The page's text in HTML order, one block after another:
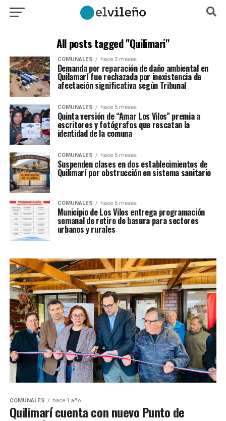
All posts tagged "Quilimari"
COMUNALES hace 2 meses
Demanda por reparación de daño ambiental en
Quilamarí fue rechazada por inexistencia de
afectación significativa según Tribunal
COMUNALES hace 5 meses
Quinta versión de “Amar Los Vilos” premia a
escritores y fotógrafos que rescatan la
identidad de la comuna
COMUNALES hace 5 meses
Suspenden clases en dos establecimientos de
Quilimarí por obstrucción en sistema sanitario
COMUNALES hace 5 meses
Municipio de Los Vilos entrega programación
semanal de retiro de basura para sectores
urbanos y rurales
COMUNALES hace 1 año
Quilimarí cuenta con nuevo Punto de